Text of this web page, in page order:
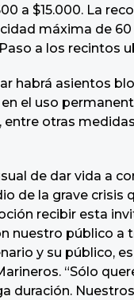
a $15.000. La
máxima de
a los recintos
habrá asientos
el uso
entre otras
de dar vida a
de la grave crisis
recibir esta
nuestro público a
y su público,
“Sólo
duración.